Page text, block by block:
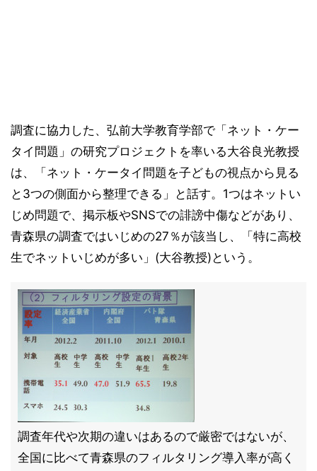
調査に協力した、弘前大学教育学部で「ネット・ケー
タイ問題」の研究プロジェクトを率いる大谷良光教授
は、「ネット・ケータイ問題を子どもの視点から見る
と3つの側面から整理できる」と話す。1つはネットい
じめ問題で、掲示板やSNSでの誹謗中傷などがあり、
青森県の調査ではいじめの27％が該当し、「特に高校
生でネットいじめが多い」(大谷教授)という。
調査年代や次期の違いはあるので厳密ではないが、
全国に比べて青森県のフィルタリング導入率が高く